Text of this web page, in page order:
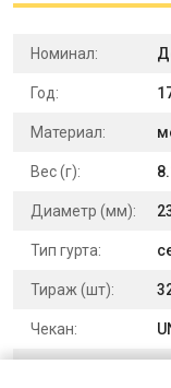
Номинал:
Год:
Материал:
Вес (г):
Диаметр (мм):
Тип гурта:
Тираж (шт):
Чекан: